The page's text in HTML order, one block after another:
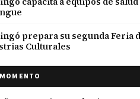
prepara su segunda Feria
Culturales